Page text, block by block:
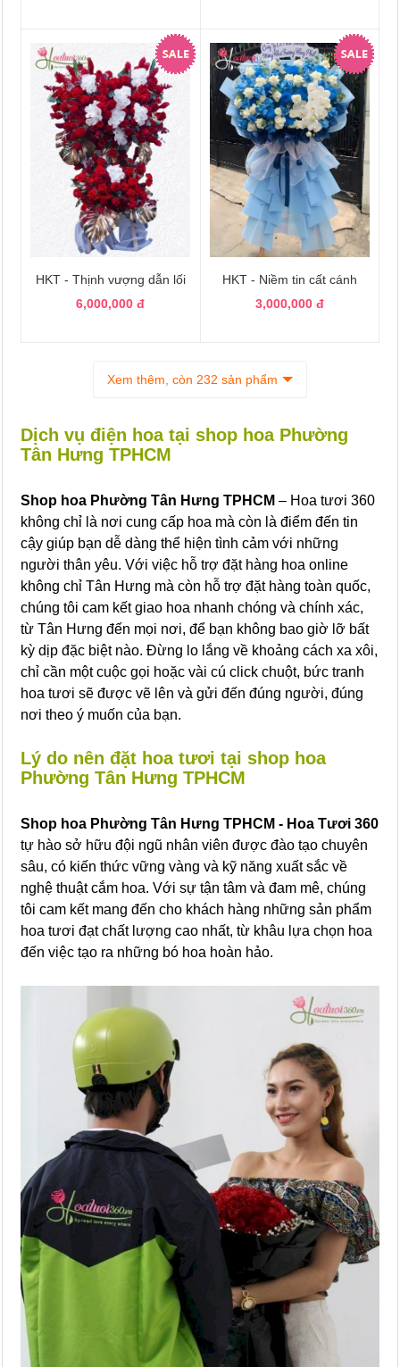
HKT - Thịnh vượng dẫn lối
6,000,000 đ
HKT - Niềm tin cất cánh
3,000,000 đ
Xem thêm, còn 232 sản phẩm
Dịch vụ điện hoa tại shop hoa Phường
Tân Hưng TPHCM
Shop hoa Phường Tân Hưng TPHCM – Hoa tươi 360
không chỉ là nơi cung cấp hoa mà còn là điểm đến tin
cậy giúp bạn dễ dàng thể hiện tình cảm với những
người thân yêu. Với việc hỗ trợ đặt hàng hoa online
không chỉ Tân Hưng mà còn hỗ trợ đặt hàng toàn quốc,
chúng tôi cam kết giao hoa nhanh chóng và chính xác,
từ Tân Hưng đến mọi nơi, để bạn không bao giờ lỡ bất
kỳ dịp đặc biệt nào. Đừng lo lắng về khoảng cách xa xôi,
chỉ cần một cuộc gọi hoặc vài cú click chuột, bức tranh
hoa tươi sẽ được vẽ lên và gửi đến đúng người, đúng
nơi theo ý muốn của bạn.
Lý do nên đặt hoa tươi tại shop hoa
Phường Tân Hưng TPHCM
Shop hoa Phường Tân Hưng TPHCM - Hoa Tươi 360
tự hào sở hữu đội ngũ nhân viên được đào tạo chuyên
sâu, có kiến thức vững vàng và kỹ năng xuất sắc về
nghệ thuật cắm hoa. Với sự tận tâm và đam mê, chúng
tôi cam kết mang đến cho khách hàng những sản phẩm
hoa tươi đạt chất lượng cao nhất, từ khâu lựa chọn hoa
đến việc tạo ra những bó hoa hoàn hảo.